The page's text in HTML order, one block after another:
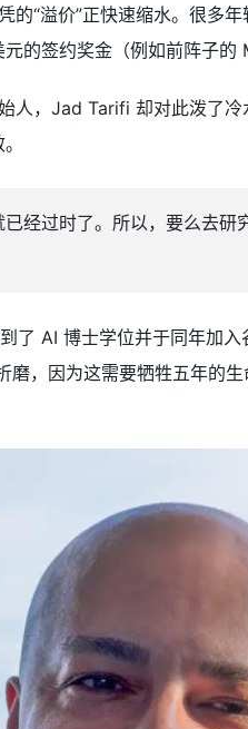
的“溢价”正快速缩水。很多
的签约奖金（例如前阵子的
人，Jad Tarifi 却对此泼了
经过时了。所以，要么去
了 AI 博士学位并于同年加
磨，因为这需要牺牲五年